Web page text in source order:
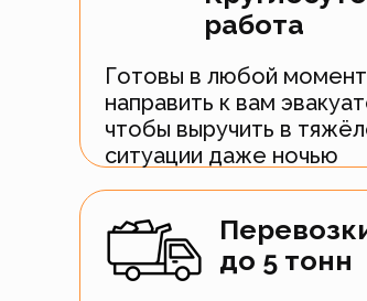
до 5 тонн
работа
Готовы в любой момент
направить к вам
чтобы выручить в
ситуации даже ночью